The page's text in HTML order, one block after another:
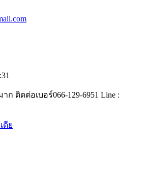
ติดต่อเบอร์066-129-6951 Line :
ดีย